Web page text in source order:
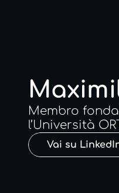
Membro
l’Università
Vai su